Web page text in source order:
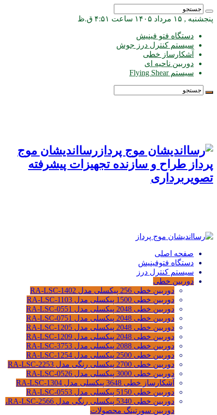
پنجشنبه , ۱۵ مرداد ۱۴۰۵ ساعت ۴:۵۱ ق.ظ
دستگاه فتو فینیش
سیستم کنترل درز جوش
آشکارساز خطی
دوربین ناحیه ای
سیستم Flying Shear
رسااندیشان موج
پرداز طراح و سازنده تجهیزات پیشرفته
تصویربرداری
صفحه اصلی
دستگاه فتوفینیش
سیستم کنترل درز
دوربین خطی
دوربین خطی 256 پیکسلی مدل RA-LSC-1402
دوربین خطی 1500 پیکسلی مدل RA-LSC-1103
دوربین خطی 2048 پیکسلی مدل RA-LSC-0551
دوربین خطی 2048 پیکسلی مدل RA-LSC-0751
دوربین خطی 2048 پیکسلی مدل RA-LSC-1205
دوربین خطی 2048 پیکسلی مدل RA-LSC-1209
دوربین خطی 2088 پیکسلی مدل RA-LSC-3753
دوربین خطی 2500 پیکسلی مدل RA-LSC-1254
دوربین خطی 2700 پیکسلی رنگی مدل RA-LSC-2253
دوربین خطی 3000 پیکسلی مدل RA-LSC-0526
آشکارساز خطی 3648 پیکسلی مدل RA-LSC-1304
دوربین خطی 5150 پیکسلی مدل RA-LSC-0553
دوربین خطی 5340 پیکسلی رنگی مدل RA-LSC-2566،
دوربین سورتینگ محصولات